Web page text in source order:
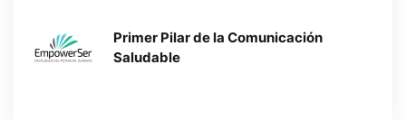
Primer Pilar de la Comunicación
Saludable